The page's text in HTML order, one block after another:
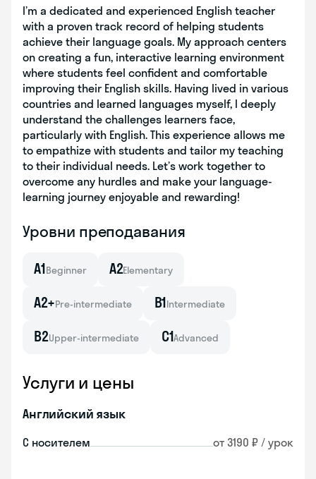
I’m a dedicated and experienced English teacher
with a proven track record of helping students
achieve their language goals. My approach centers
on creating a fun, interactive learning environment
where students feel confident and comfortable
improving their English skills. Having lived in various
countries and learned languages myself, I deeply
understand the challenges learners face,
particularly with English. This experience allows me
to empathize with students and tailor my teaching
to their individual needs. Let’s work together to
overcome any hurdles and make your language-
learning journey enjoyable and rewarding!
Уровни преподавания
A1Beginner A2Elementary
A2+Pre-intermediate B1Intermediate
B2Upper-intermediate C1Advanced
Услуги и цены
Английский язык
С носителем от 3190 ₽ / урок